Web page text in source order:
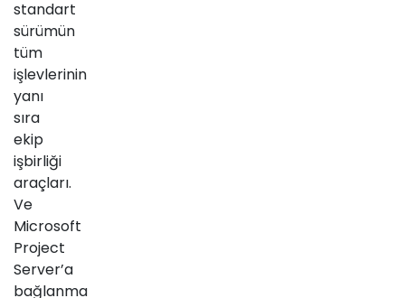
standart
sürümün
tüm
işlevlerinin
yanı
sıra
ekip
işbirliği
araçları.
Ve
Microsoft
Project
Server’a
bağlanma